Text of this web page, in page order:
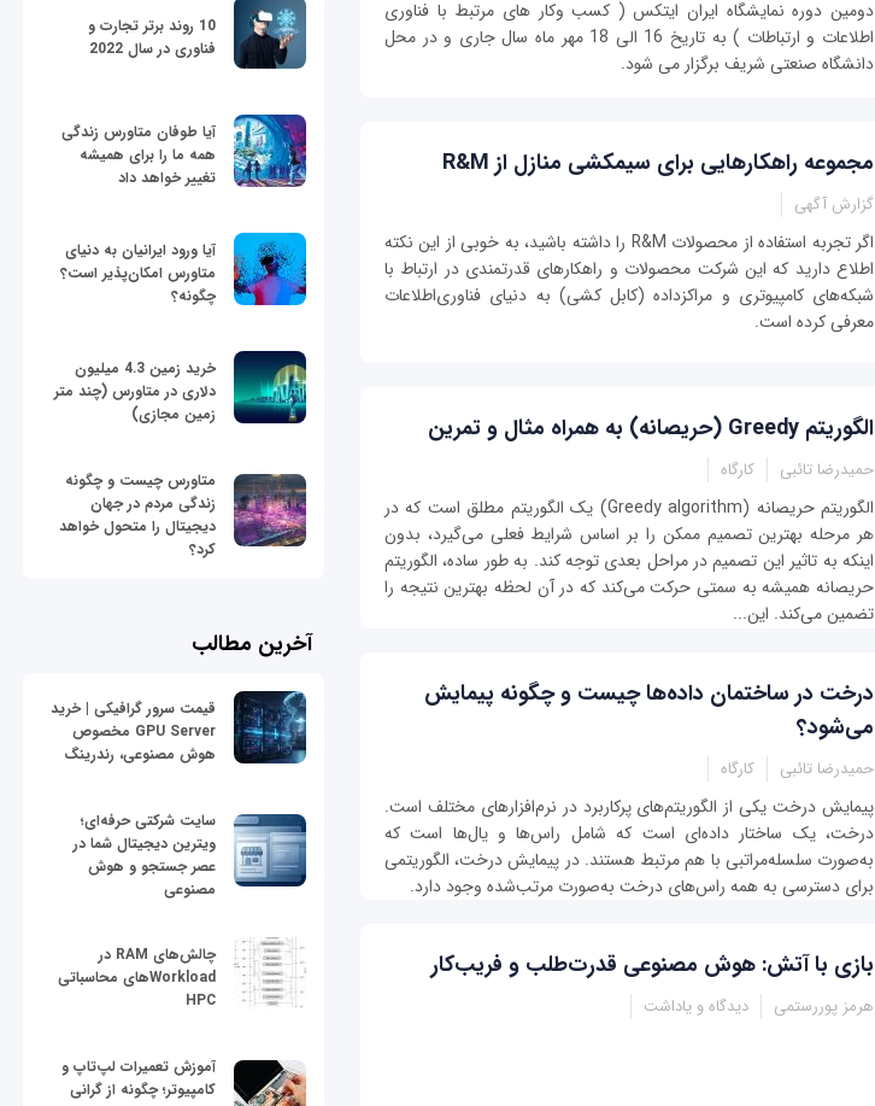
دومین دوره نمایشگاه ایران ایتکس ( کسب وکار های مرتبط با فناوری
اطلاعات و ارتباطات ) به تاریخ 16 الی 18 مهر ماه سال جاری و در محل
دانشگاه صنعتی شریف برگزار می شود.
مجموعه راهکارهایی برای سیمکشی منازل از R&M
گزارش آگهی
اگر تجربه استفاده از محصولات R&M را داشته باشید، به خوبی از این نکته
اطلاع دارید که این شرکت محصولات و راهکارهای قدرتمندی در ارتباط با
شبکه‌های کامپیوتری و مراکزداده (کابل کشی) به دنیای فناوری‌اطلاعات
معرفی کرده است.
الگوریتم Greedy (حریصانه) به همراه مثال و تمرین
حمیدرضا تائبی کارگاه
الگوریتم حریصانه (Greedy algorithm) یک الگوریتم مطلق است که در
هر مرحله بهترین تصمیم ممکن را بر اساس شرایط فعلی می‌گیرد، بدون
اینکه به تاثیر این تصمیم در مراحل بعدی توجه کند. به طور ساده، الگوریتم
حریصانه همیشه به سمتی حرکت می‌کند که در آن لحظه بهترین نتیجه را
تضمین می‌کند. این...
درخت در ساختمان داده‌ها چیست و چگونه پیمایش
می‌شود؟
حمیدرضا تائبی کارگاه
پیمایش درخت یکی از الگوریتم‌های پرکاربرد در نرم‌افزارهای مختلف است.
درخت، یک ساختار داده‌ای است که شامل راس‌ها و یال‌ها است که
به‌صورت سلسله‌مراتبی با هم مرتبط هستند. در پیمایش درخت، الگوریتمی
برای دسترسی به همه راس‌های درخت به‌صورت مرتب‌شده وجود دارد.
بازی با آتش: هوش مصنوعی قدرت‌طلب و فریب‌کار
هرمز پوررستمی دیدگاه و یاداشت
10 روند برتر تجارت و
فناوری در سال 2022
آیا طوفان متاورس زندگی
همه ما را برای همیشه
تغییر خواهد داد
آیا ورود ایرانیان به دنیای
متاورس امکان‌پذیر است؟
چگونه؟
خرید زمین 4.3 میلیون
دلاری در متاورس (چند متر
زمین مجازی)
متاورس چیست و چگونه
زندگی مردم در جهان
دیجیتال را متحول خواهد
کرد؟
آخرین مطالب
قیمت سرور گرافیکی | خرید
GPU Server مخصوص
هوش مصنوعی، رندرینگ
سایت شرکتی حرفه‌ای؛
ویترین دیجیتال شما در
عصر جستجو و هوش
مصنوعی
چالش‌های RAM در
Workloadهای محاسباتی
HPC
آموزش تعمیرات لپ‌تاپ و
کامپیوتر؛ چگونه از گرانی